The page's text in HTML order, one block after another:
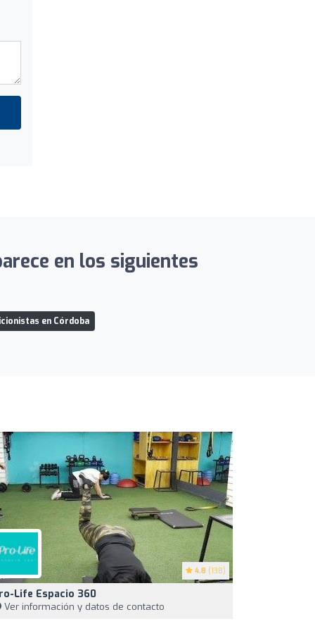
en los siguientes
en Córdoba
4.8 (138)
Life Espacio 360
Ver información y datos de contacto